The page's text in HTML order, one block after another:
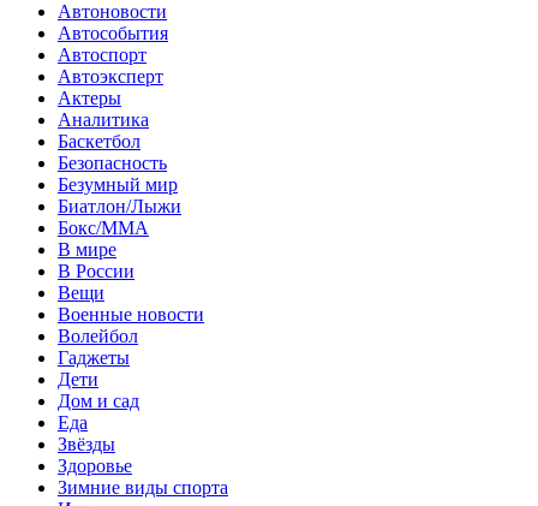
Автоновости
Автособытия
Автоспорт
Автоэксперт
Актеры
Аналитика
Баскетбол
Безопасность
Безумный мир
Биатлон/Лыжи
Бокс/MMA
В мире
В России
Вещи
Военные новости
Волейбол
Гаджеты
Дети
Дом и сад
Еда
Звёзды
Здоровье
Зимние виды спорта